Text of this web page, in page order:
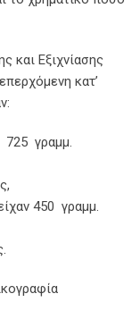
και Εξιχνίασης
κατ’
725 γραμμ.
450 γραμμ.